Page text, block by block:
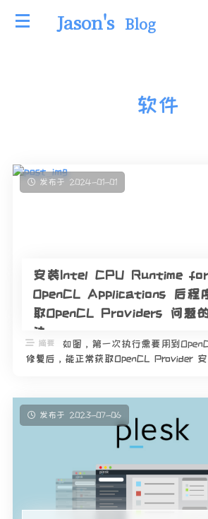
Jason's Blog
软件
发布于 2024-01-01
安装Intel CPU Runtime
OpenCL Applications 后程
取OpenCL Providers 问题
法
摘要
如图，第一次执行需要用到
修复后，能正常获取OpenCL Provider
发布于 2023-07-06